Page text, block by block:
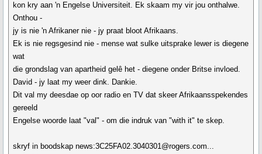
kon kry aan 'n Engelse Universiteit. Ek skaam my vir jou onthalwe.
Onthou -
jy is nie 'n Afrikaner nie - jy praat bloot Afrikaans.
Ek is nie regsgesind nie - mense wat sulke uitsprake lewer is diegene
wat
die grondslag van apartheid gelê het - diegene onder Britse invloed.
David - jy laat my weer dink. Dankie.
Dit val my deesdae op oor radio en TV dat skeer Afrikaansspekendes
gereeld
Engelse woorde laat "val" - om die indruk van "with it" te skep.
skryf in boodskap news:3C25FA02.3040301@rogers.com...